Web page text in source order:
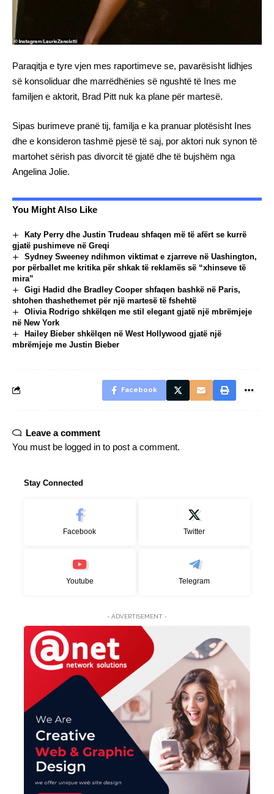
Paraqitja e tyre vjen mes raportimeve se, pavarësisht lidhjes
së konsoliduar dhe marrëdhënies së ngushtë të Ines me
familjen e aktorit, Brad Pitt nuk ka plane për martesë.
Sipas burimeve pranë tij, familja e ka pranuar plotësisht Ines
dhe e konsideron tashmë pjesë të saj, por aktori nuk synon të
martohet sërish pas divorcit të gjatë dhe të bujshëm nga
Angelina Jolie.
You Might Also Like
Katy Perry dhe Justin Trudeau shfaqen më të afërt se kurrë
gjatë pushimeve në Greqi
Sydney Sweeney ndihmon viktimat e zjarreve në Uashington,
por përballet me kritika për shkak të reklamës së “xhinseve të
mira”
Gigi Hadid dhe Bradley Cooper shfaqen bashkë në Paris,
shtohen thashethemet për një martesë të fshehtë
Olivia Rodrigo shkëlqen me stil elegant gjatë një mbrëmjeje
në New York
Hailey Bieber shkëlqen në West Hollywood gjatë një
mbrëmjeje me Justin Bieber
Facebook
Leave a comment
You must be logged in to post a comment.
Stay Connected
Facebook Twitter
Youtube Telegram
- ADVERTISEMENT -